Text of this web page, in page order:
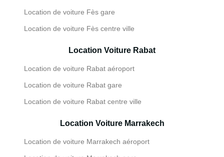
Location de voiture Fès gare
Location de voiture Fès centre ville
Location Voiture Rabat
Location de voiture Rabat aéroport
Location de voiture Rabat gare
Location de voiture Rabat centre ville
Location Voiture Marrakech
Location de voiture Marrakech aéroport